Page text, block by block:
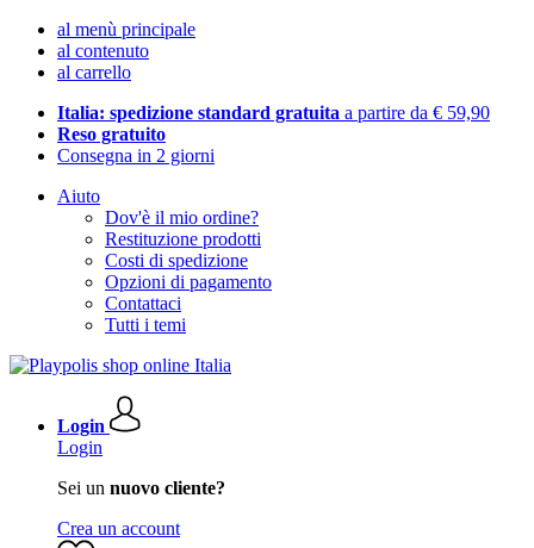
al menù principale
al contenuto
al carrello
Italia: spedizione standard gratuita a partire da € 59,90
Reso gratuito
Consegna in 2 giorni
Aiuto
Dov'è il mio ordine?
Restituzione prodotti
Costi di spedizione
Opzioni di pagamento
Contattaci
Tutti i temi
Login
Login
Sei un nuovo cliente?
Crea un account